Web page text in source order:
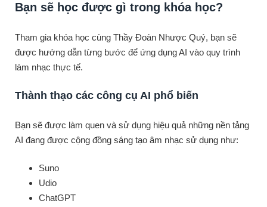
Bạn sẽ học được gì trong khóa học?
Tham gia khóa học cùng Thầy Đoàn Nhược Quý, bạn sẽ
được hướng dẫn từng bước để ứng dụng AI vào quy trình
làm nhạc thực tế.
Thành thạo các công cụ AI phổ biến
Bạn sẽ được làm quen và sử dụng hiệu quả những nền tảng
AI đang được cộng đồng sáng tạo âm nhạc sử dụng như:
Suno
Udio
ChatGPT